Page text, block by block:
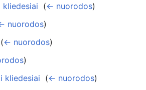
kliedesiai (← nuorodos)
nuorodos)
(← nuorodos)
)
kliedesiai (← nuorodos)